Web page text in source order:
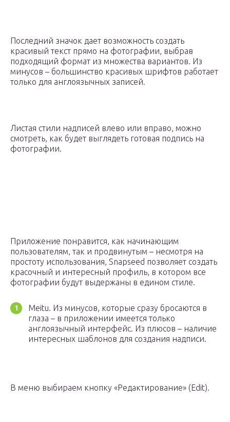
Последний значок дает возможность создать
красивый текст прямо на фотографии, выбрав
подходящий формат из множества вариантов. Из
минусов – большинство красивых шрифтов работает
только для англоязычных записей.
Листая стили надписей влево или вправо, можно
смотреть, как будет выглядеть готовая подпись на
фотографии.
Приложение понравится, как начинающим
пользователям, так и продвинутым – несмотря на
простоту использования, Snapseed позволяет создать
красочный и интересный профиль, в котором все
фотографии будут выдержаны в едином стиле.
Meitu. Из минусов, которые сразу бросаются в
глаза – в приложении имеется только
англоязычный интерфейс. Из плюсов – наличие
интересных шаблонов для создания надписи.
В меню выбираем кнопку «Редактирование» (Edit).